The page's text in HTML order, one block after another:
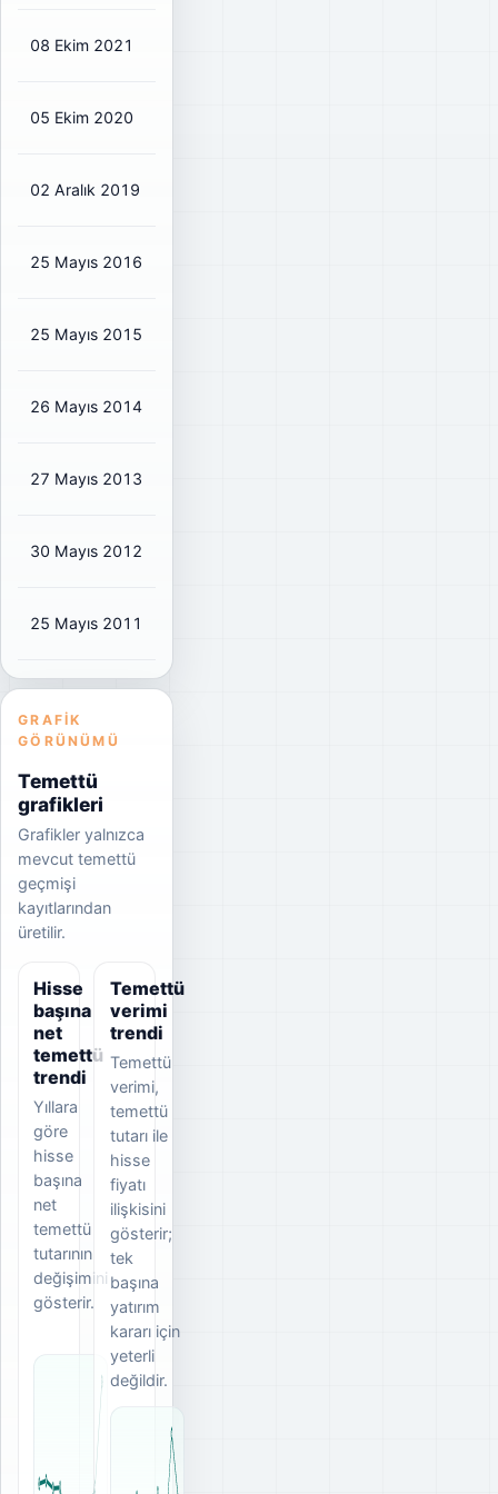
08 Ekim 2021
05 Ekim 2020
02 Aralık 2019
25 Mayıs 2016
25 Mayıs 2015
26 Mayıs 2014
27 Mayıs 2013
30 Mayıs 2012
25 Mayıs 2011
GRAFIK
GÖRÜNÜMÜ
Temettü
grafikleri
Grafikler yalnızca
mevcut temettü
geçmişi
kayıtlarından
üretilir.
Hisse
başına
net
temettü
trendi
Yıllara
göre
hisse
başına
net
temettü
tutarının
değişimini
gösterir.
Temettü
verimi
trendi
Temettü
verimi,
temettü
tutarı ile
hisse
fiyatı
ilişkisini
gösterir;
tek
başına
yatırım
kararı için
yeterli
değildir.